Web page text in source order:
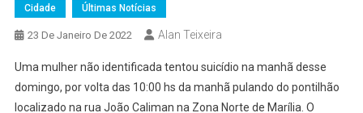
Cidade Últimas Notícias
23 De Janeiro De 2022 Alan Teixeira
Uma mulher não identificada tentou suicídio na manhã desse
domingo, por volta das 10:00 hs da manhã pulando do pontilhão
localizado na rua João Caliman na Zona Norte de Marília. O